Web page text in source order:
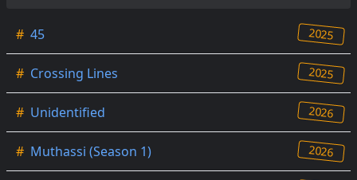
# 45 2025
# Crossing Lines 2025
# Unidentified 2026
# Muthassi (Season 1) 2026